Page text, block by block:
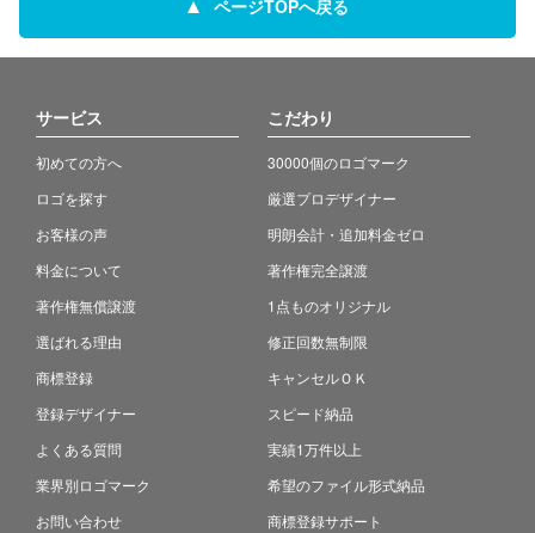
ページTOPへ戻る
サービス
初めての方へ
ロゴを探す
お客様の声
料金について
著作権無償譲渡
選ばれる理由
商標登録
登録デザイナー
よくある質問
業界別ロゴマーク
お問い合わせ
こだわり
30000個のロゴマーク
厳選プロデザイナー
明朗会計・追加料金ゼロ
著作権完全譲渡
1点ものオリジナル
修正回数無制限
キャンセルＯＫ
スピード納品
実績1万件以上
希望のファイル形式納品
商標登録サポート